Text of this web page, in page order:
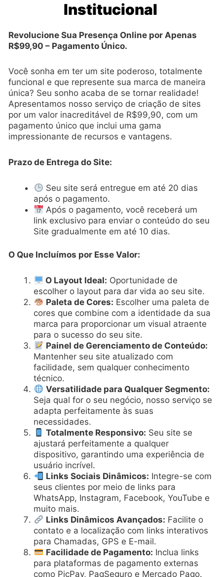
Institucional
Revolucione Sua Presença Online por Apenas
R$99,90 – Pagamento Único.
Você sonha em ter um site poderoso, totalmente
funcional e que represente sua marca de maneira
única? Seu sonho acaba de se tornar realidade!
Apresentamos nosso serviço de criação de sites
por um valor inacreditável de R$99,90, com um
pagamento único que inclui uma gama
impressionante de recursos e vantagens.
Prazo de Entrega do Site:
Seu site será entregue em até 20 dias
após o pagamento.
Após o pagamento, você receberá um
link exclusivo para enviar o conteúdo do seu
Site gradualmente em até 10 dias.
O Que Incluímos por Esse Valor:
O Layout Ideal: Oportunidade de
escolher o layout para dar vida ao seu site.
Paleta de Cores: Escolher uma paleta de
cores que combine com a identidade da sua
marca para proporcionar um visual atraente
para o sucesso do seu site.
Painel de Gerenciamento de Conteúdo:
Mantenher seu site atualizado com
facilidade, sem qualquer conhecimento
técnico.
Versatilidade para Qualquer Segmento:
Seja qual for o seu negócio, nosso serviço se
adapta perfeitamente às suas
necessidades.
Totalmente Responsivo: Seu site se
ajustará perfeitamente a qualquer
dispositivo, garantindo uma experiência de
usuário incrível.
Links Sociais Dinâmicos: Integre-se com
seus clientes por meio de links para
WhatsApp, Instagram, Facebook, YouTube e
muito mais.
Links Dinâmicos Avançados: Facilite o
contato e a localização com links interativos
para Chamadas, GPS e E-mail.
Facilidade de Pagamento: Inclua links
para plataformas de pagamento externas
como PicPay, PagSeguro e Mercado Pago.